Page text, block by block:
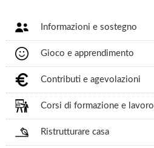
Informazioni e sostegno
Gioco e apprendimento
Contributi e agevolazioni
Corsi di formazione e lavoro
Ristrutturare casa